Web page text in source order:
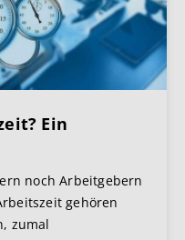
Ein
noch Arbeitgebern
gehören
zumal